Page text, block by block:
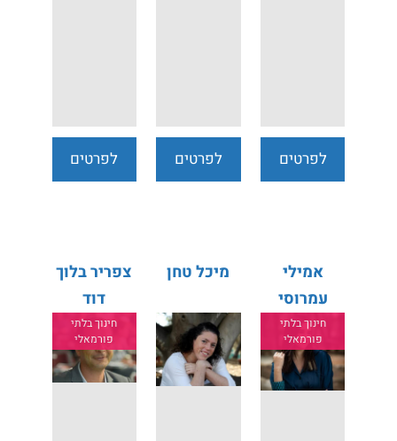
לפרטים
לפרטים
לפרטים
אמילי
עמרוסי
חינוך בלתי
פורמאלי
מיכל טחן
צפריר בלוך
דוד
חינוך בלתי
פורמאלי